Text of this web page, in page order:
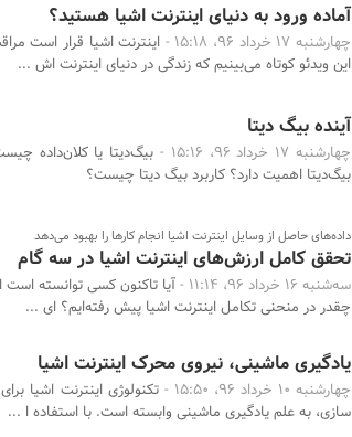
آماده ورود به دنیای اینترنت اشیا هستید؟
چهارشنبه 17 خرداد 96، 15:18 -
اینترنت اشیا قرار است
این ویدئو کوتاه می‌بینیم که زندگی در دنیای اینترنت اش ...
آینده بیگ دیتا
چهارشنبه 17 خرداد 96، 15:16 -
بیگ‌دیتا یا کلان‌داده
بیگ‌دیتا اهمیت دارد؟ کاربرد بیگ دیتا چیست؟
داده‌های حاصل از وسایل اینترنت اشیا انجام کارها را بهبود می‌دهد
تحقق کامل ارزش‌های اینترنت اشیا در سه گام
سه‌شنبه 16 خرداد 96، 11:14 -
آیا تاکنون کسی توانسته
چقدر در منحنی تکامل اینترنت اشیا پیش رفته‌ایم؟ ای ...
یادگیری ماشینی، نیروی محرک اینترنت اشیا
چهارشنبه 10 خرداد 96، 15:50 -
تکنولوژی اینترنت اشیا
سازی، به علم یادگیری ماشینی وابسته است. با استفاده ا ...